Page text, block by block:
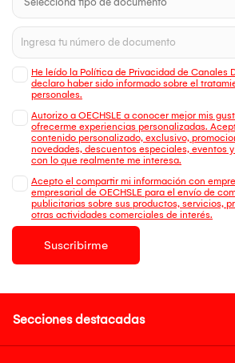
He leído la Política de Privacidad de Canales
declaro haber sido informado sobre el
personales.
Autorizo a OECHSLE a conocer mejor mis
ofrecerme experiencias personalizadas.
contenido personalizado, exclusivo,
novedades, descuentos especiales, eventos
con lo que realmente me interesa.
Acepto el compartir mi información con
empresarial de OECHSLE para el envío de
publicitarias sobre sus productos, servicios,
otras actividades comerciales de interés.
Suscribirme
Secciones destacadas